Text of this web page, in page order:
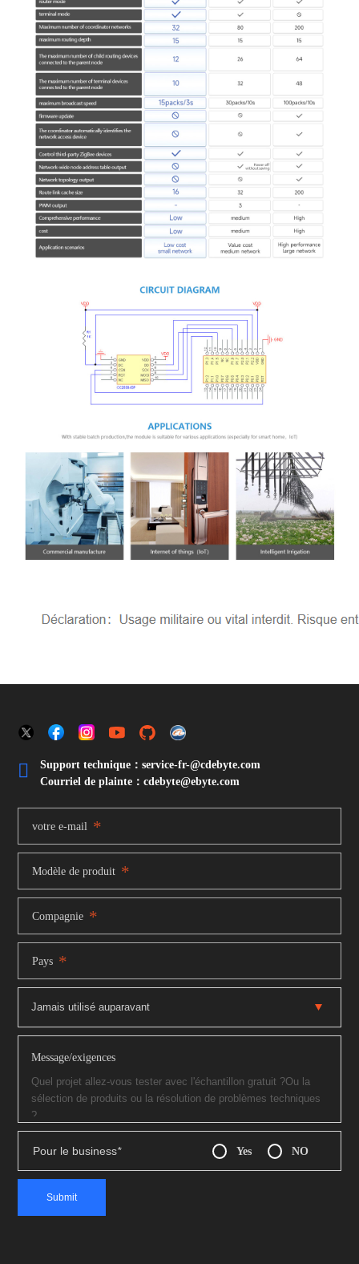

Support technique：service-fr-@cdebyte.com
Courriel de plainte：cdebyte@ebyte.com
votre e-mail *
Modèle de produit *
Compagnie *
Pays *
Message/exigences
Pour le business* Yes NO